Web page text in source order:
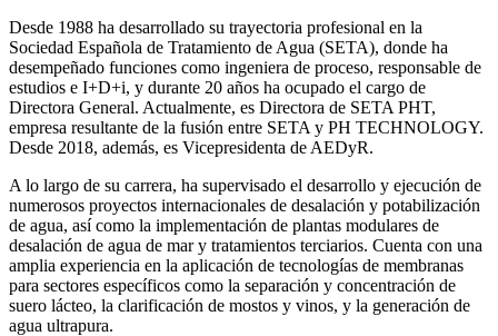
Desde 1988 ha desarrollado su trayectoria profesional en la
Sociedad Española de Tratamiento de Agua (SETA), donde ha
desempeñado funciones como ingeniera de proceso, responsable de
estudios e I+D+i, y durante 20 años ha ocupado el cargo de
Directora General. Actualmente, es Directora de SETA PHT,
empresa resultante de la fusión entre SETA y PH TECHNOLOGY.
Desde 2018, además, es Vicepresidenta de AEDyR.
A lo largo de su carrera, ha supervisado el desarrollo y ejecución de
numerosos proyectos internacionales de desalación y potabilización
de agua, así como la implementación de plantas modulares de
desalación de agua de mar y tratamientos terciarios. Cuenta con una
amplia experiencia en la aplicación de tecnologías de membranas
para sectores específicos como la separación y concentración de
suero lácteo, la clarificación de mostos y vinos, y la generación de
agua ultrapura.